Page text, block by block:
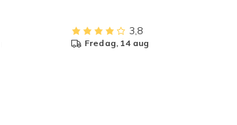
3,8
fredag, 14 aug